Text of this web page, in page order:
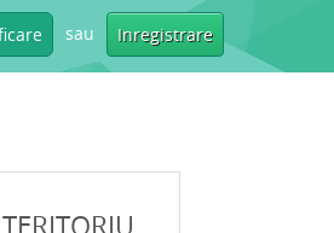
sau Inregistrare